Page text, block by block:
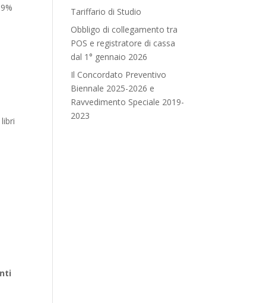
Tariffario di Studio
Obbligo di collegamento tra
POS e registratore di cassa
dal 1° gennaio 2026
Il Concordato Preventivo
Biennale 2025-2026 e
Ravvedimento Speciale 2019-
2023